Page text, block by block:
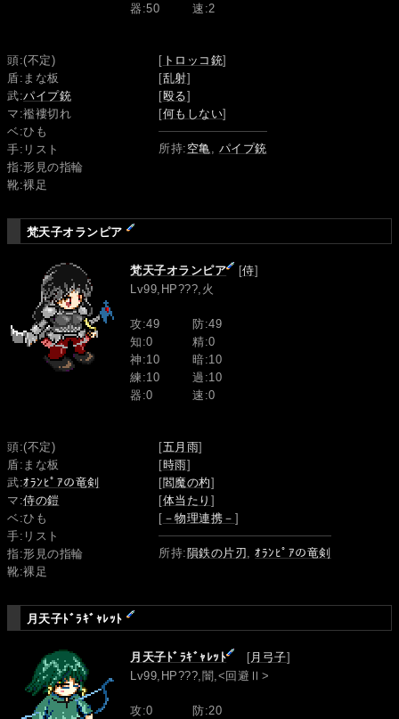
器:50
速:2
頭:(不定)
盾:まな板
武:パイプ銃
マ:襤褸切れ
ベ:ひも
手:リスト
指:形見の指輪
靴:裸足
[ トロッコ銃]
[乱射]
[殴る]
[何もしない]
所持: 空亀, パイプ銃
梵天子オランピア
梵天子オランピア [侍]
Lv99,HP???,火
攻:49
知:0
神:10
練:10
器:0
防:49
精:0
暗:10
過:10
速:0
頭:(不定)
盾:まな板
武:ｵﾗﾝﾋﾟｱの竜剣
マ:侍の鎧
ベ:ひも
手:リスト
指:形見の指輪
靴:裸足
[五月雨]
[時雨]
[閻魔の杓]
[体当たり ]
[ －物理連携－ ]
所持: 隕鉄の片刃 ,ｵﾗﾝﾋﾟｱの竜剣
月天子ﾄﾞﾗｷﾞｬﾚｯﾄ
月天子ﾄﾞﾗｷﾞｬﾚｯﾄ [月弓子]
Lv99,HP???,闇,<回避Ⅱ>
攻:0 防:20